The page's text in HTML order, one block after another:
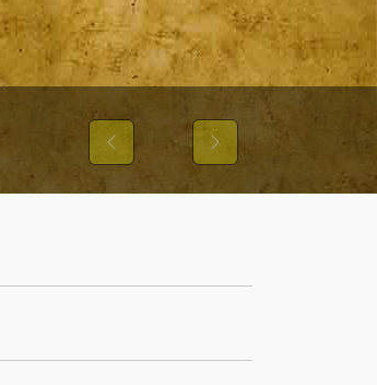
Previous Next